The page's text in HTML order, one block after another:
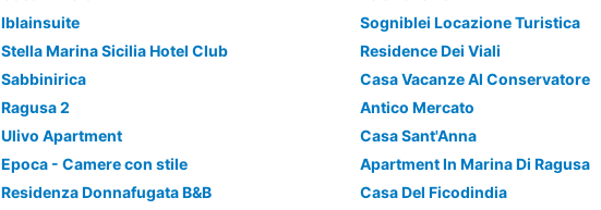
Iblainsuite
Sogniblei Locazione Turistica
Stella Marina Sicilia Hotel Club
Residence Dei Viali
Sabbinirica
Casa Vacanze Al Conservatore
Ragusa 2
Antico Mercato
Ulivo Apartment
Casa Sant'Anna
Epoca - Camere con stile
Apartment In Marina Di Ragusa
Residenza Donnafugata B&B
Casa Del Ficodindia